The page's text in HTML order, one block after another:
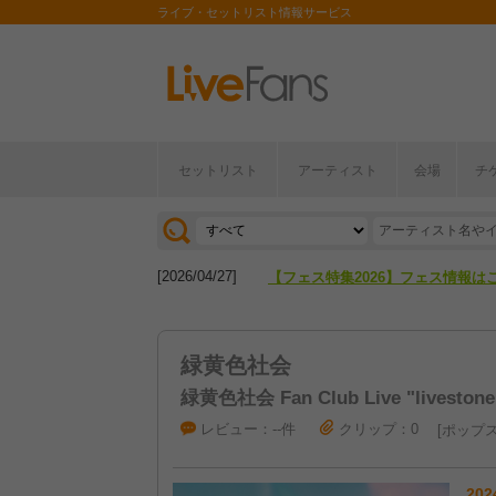
ライブ・セットリスト情報サービス
セットリスト アーティスト 会場 チ
[2026/07/28] 【ライブ動員ランキング】2026年
[2026/04/27] 【フェス特集2026】フェス情報は
緑黄色社会
緑黄色社会 Fan Club Live
レビュー：--件 クリップ：0 ポップ